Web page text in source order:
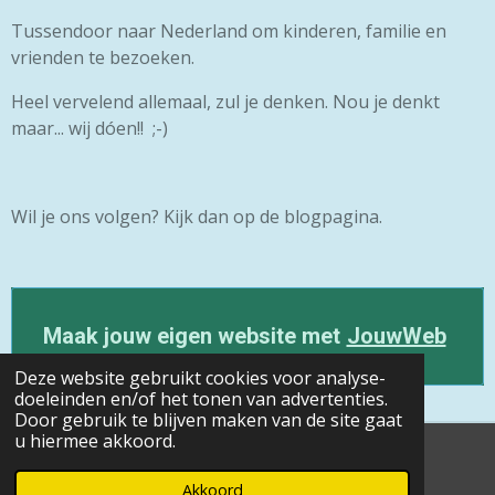
Deze website gebruikt cookies voor analyse-
doeleinden en/of het tonen van advertenties.
Door gebruik te blijven maken van de site gaat
u hiermee akkoord.
Akkoord
Tussendoor naar Nederland om kinderen, familie en
vrienden te bezoeken.
Heel vervelend allemaal, zul je denken. Nou je denkt
maar... wij dóen!! ;-)
Wil je ons volgen? Kijk dan op de blogpagina.
Maak jouw eigen website met JouwWeb